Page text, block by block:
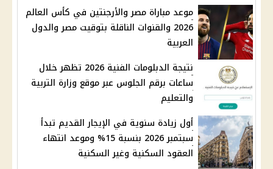
موعد مباراة مصر والأرجنتين في كأس العالم
2026 والقنوات الناقلة بتوقيت مصر والدول
العربية
نتيجة الدبلومات الفنية 2026 تظهر خلال
ساعات برقم الجلوس عبر موقع وزارة التربية
والتعليم
أول زيادة سنوية في الإيجار القديم تبدأ
سبتمبر 2026 بنسبة 15% وموعد انتهاء
العقود السكنية وغير السكنية